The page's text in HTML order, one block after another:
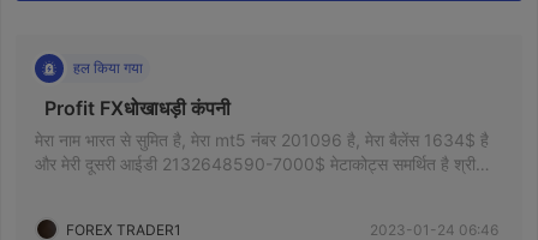
हल किया गया
  Profit FXधोखाधड़ी कंपनी
मेरा नाम भारत से सुमित है, मेरा mt5 नंबर 201096 है, मेरा बैलेंस 1634$ है
और मेरी दूसरी आईडी 2132648590-7000$ मेटाकोट्स समर्थित है श्री
वीडियो स्क्रीन का कोई जवाब नहीं
FOREX TRADER1 2023-01-24 06:46